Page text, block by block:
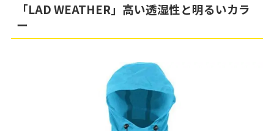
「LAD WEATHER」高い透湿性と明るいカラ
ー